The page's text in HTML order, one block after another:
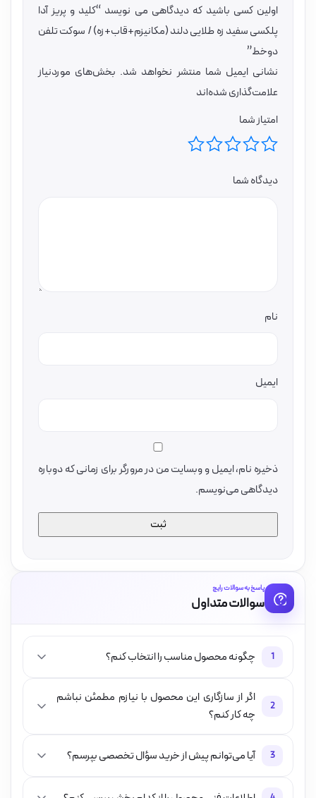
اولین کسی باشید که دیدگاهی می نویسد “کلید و پریز آدا
پلکسی سفید زه طلایی دلند (مکانیزم+قاب+زه) / سوکت تلفن
دوخط”
نشانی ایمیل شما منتشر نخواهد شد. بخش‌های موردنیاز
علامت‌گذاری شده‌اند
امتیاز شما
دیدگاه شما
نام
ایمیل
ذخیره نام، ایمیل و وبسایت من در مرورگر برای زمانی که دوباره
دیدگاهی می‌نویسم.
پاسخ به سوالات رایج
سوالات متداول
1 چگونه محصول مناسب را انتخاب کنم؟
2
اگر از سازگاری این محصول با نیازم مطمئن نباشم
چه کار کنم؟
3 آیا می‌توانم پیش از خرید سؤال تخصصی بپرسم؟